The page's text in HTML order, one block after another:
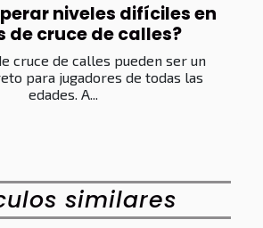
niveles difíciles en
de cruce de calles?
cruce de calles pueden ser un
para jugadores de todas las
edades. A...
similares